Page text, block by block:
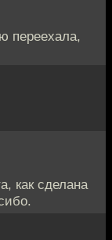
переехала,
как сделана